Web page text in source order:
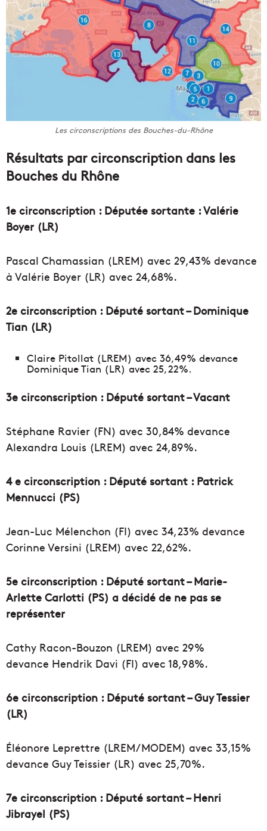
Les circonscriptions des Bouches-du-Rhône
Résultats par circonscription dans les
Bouches du Rhône
1e circonscription : Députée sortante : Valérie
Boyer (LR)
Pascal Chamassian (LREM) avec 29,43% devance
à Valérie Boyer (LR) avec 24,68%.
2e circonscription : Député sortant – Dominique
Tian (LR)
Claire Pitollat (LREM) avec 36,49% devance
Dominique Tian (LR) avec 25,22%.
3e circonscription : Député sortant – Vacant
Stéphane Ravier (FN) avec 30,84% devance
Alexandra Louis (LREM) avec 24,89%.
4 e circonscription : Député sortant : Patrick
Mennucci (PS)
Jean-Luc Mélenchon (FI) avec 34,23% devance
Corinne Versini (LREM) avec 22,62%.
5e circonscription : Député sortant – Marie-
Arlette Carlotti (PS) a décidé de ne pas se
représenter
Cathy Racon-Bouzon (LREM) avec 29%
devance Hendrik Davi (FI) avec 18,98%.
6e circonscription : Député sortant – Guy Tessier
(LR)
Éléonore Leprettre (LREM/MODEM) avec 33,15%
devance Guy Teissier (LR) avec 25,70%.
7e circonscription : Député sortant – Henri
Jibrayel (PS)